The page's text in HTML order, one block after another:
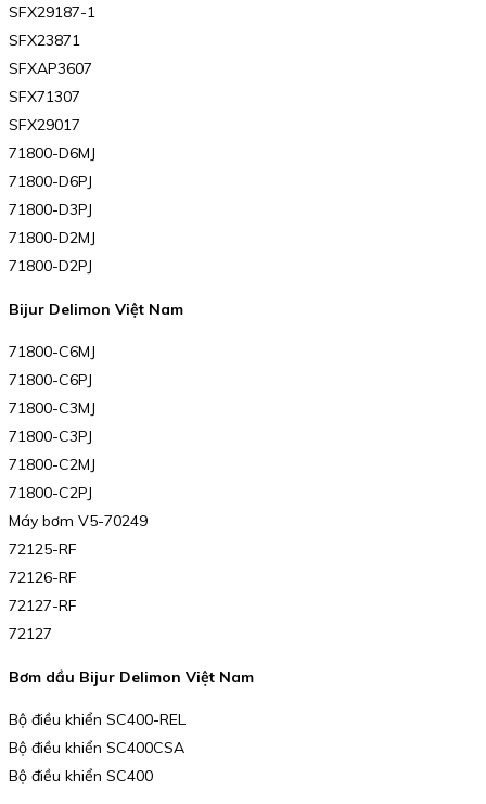
SFX29187-1
SFX23871
SFXAP3607
SFX71307
SFX29017
71800-D6MJ
71800-D6PJ
71800-D3PJ
71800-D2MJ
71800-D2PJ
Bijur Delimon Việt Nam
71800-C6MJ
71800-C6PJ
71800-C3MJ
71800-C3PJ
71800-C2MJ
71800-C2PJ
Máy bơm V5-70249
72125-RF
72126-RF
72127-RF
72127
Bơm dầu Bijur Delimon Việt Nam
Bộ điều khiển SC400-REL
Bộ điều khiển SC400CSA
Bộ điều khiển SC400